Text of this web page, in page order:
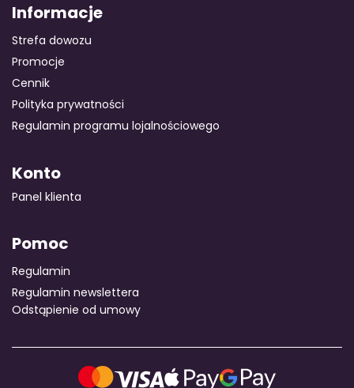
Informacje
Strefa dowozu
Promocje
Cennik
Polityka prywatności
Regulamin programu lojalnościowego
Konto
Panel klienta
Pomoc
Regulamin
Regulamin newslettera
Odstąpienie od umowy